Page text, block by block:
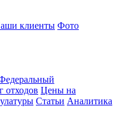
клиенты Фото
отходов Цены на
Статьи Аналитика